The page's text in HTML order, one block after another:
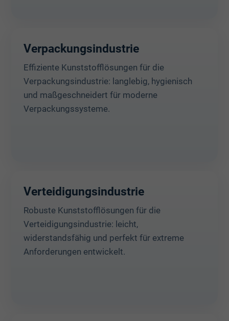
Verpackungsindustrie
Effiziente Kunststofflösungen für die
Verpackungsindustrie: langlebig, hygienisch
und maßgeschneidert für moderne
Verpackungssysteme.
Verteidigungsindustrie
Robuste Kunststofflösungen für die
Verteidigungsindustrie: leicht,
widerstandsfähig und perfekt für extreme
Anforderungen entwickelt.